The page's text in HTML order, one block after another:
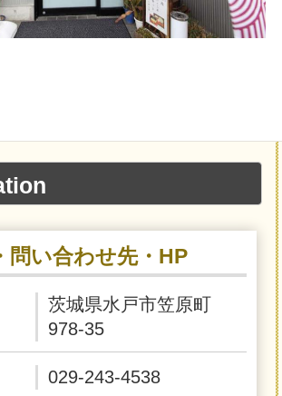
問い合わせ先・HP
茨城県水戸市笠原町
978-35
029-243-4538